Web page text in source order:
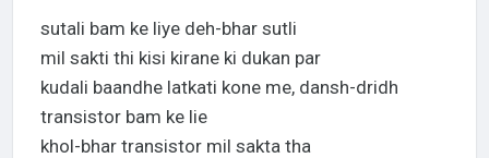
sutali bam ke liye deh-bhar sutli
mil sakti thi kisi kirane ki dukan par
kudali baandhe latkati kone me, dansh-dridh
transistor bam ke lie
khol-bhar transistor mil sakta tha